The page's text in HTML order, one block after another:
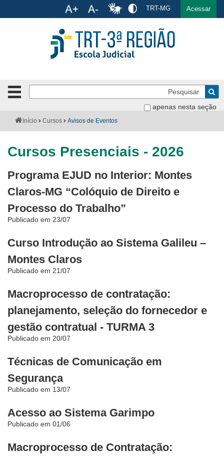
Ir para o menu Ir para a busca Ir para o rodapé
TRT-MG Acessar
Português
apenas nesta seção
Botão
de
abrir
ou
o
menu
Institucional
Publicações
VocêInício Cursos Avisos de Eventos
Cursos Presenciais - 2026
Programa EJUD no Interior: Montes
Claros-MG “Colóquio de Direito e
Processo do Trabalho”
Publicado em 23/07
Curso Introdução ao Sistema Galileu –
Montes Claros
Publicado em 21/07
Macroprocesso de contratação:
planejamento, seleção do fornecedor e
gestão contratual - TURMA 3
Publicado em 20/07
Técnicas de Comunicação em
Segurança
Publicado em 13/07
Acesso ao Sistema Garimpo
Publicado em 01/06
Macroprocesso de Contratação: